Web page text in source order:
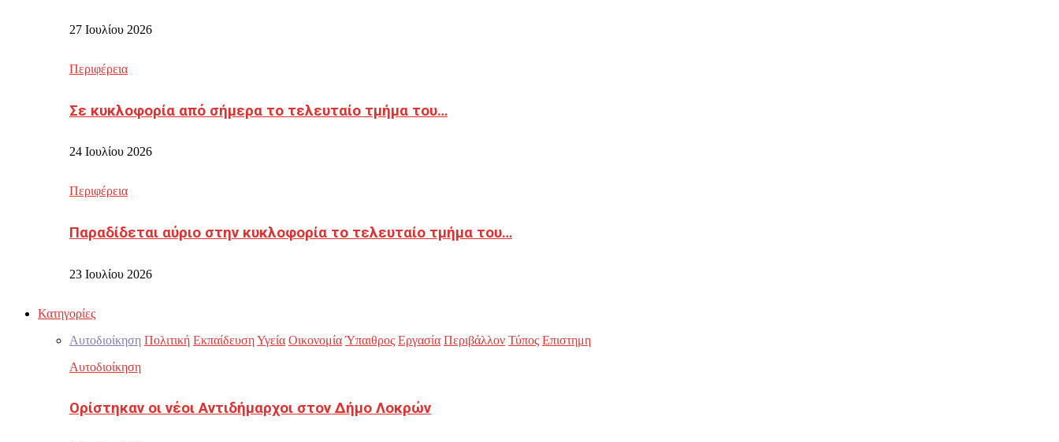
27 Ιουλίου 2026
Περιφέρεια
Σε κυκλοφορία από σήμερα το τελευταίο τμήμα του…
24 Ιουλίου 2026
Περιφέρεια
Παραδίδεται αύριο στην κυκλοφορία το τελευταίο τμήμα του…
23 Ιουλίου 2026
Κατηγορίες
Αυτοδιοίκηση Πολιτική ΕκπαίδευσηΥγεία Οικονομία Ύπαιθρος Εργασία Περιβάλλον Τύπος Επιστημη
Αυτοδιοίκηση
Ορίστηκαν οι νέοι Αντιδήμαρχοι στον Δήμο Λοκρών